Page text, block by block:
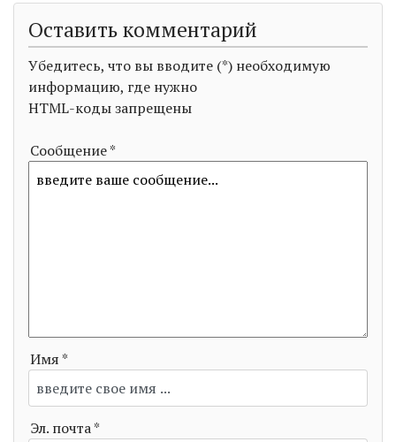
Оставить комментарий
Убедитесь, что вы вводите (*) необходимую
информацию, где нужно
HTML-коды запрещены
Сообщение *
Имя *
Эл. почта *